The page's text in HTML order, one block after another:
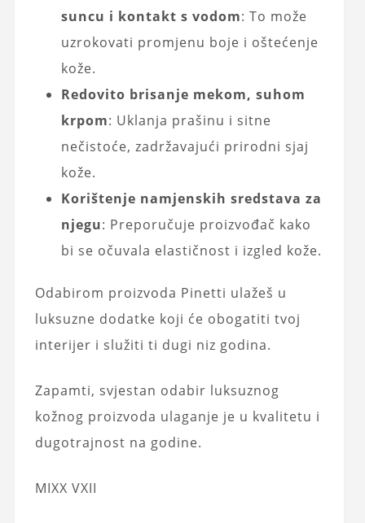
suncu i kontakt s vodom: To može
uzrokovati promjenu boje i oštećenje
kože.
Redovito brisanje mekom, suhom
krpom: Uklanja prašinu i sitne
nečistoće, zadržavajući prirodni sjaj
kože.
Korištenje namjenskih sredstava za
njegu: Preporučuje proizvođač kako
bi se očuvala elastičnost i izgled kože.
Odabirom proizvoda Pinetti ulažeš u
luksuzne dodatke koji će obogatiti tvoj
interijer i služiti ti dugi niz godina.
Zapamti, svjestan odabir luksuznog
kožnog proizvoda ulaganje je u kvalitetu i
dugotrajnost na godine.
MIXX VXII